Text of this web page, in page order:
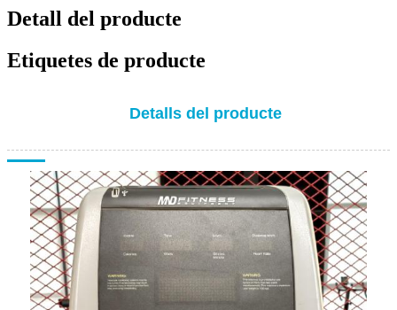
Detall del producte
Etiquetes de producte
Detalls del producte